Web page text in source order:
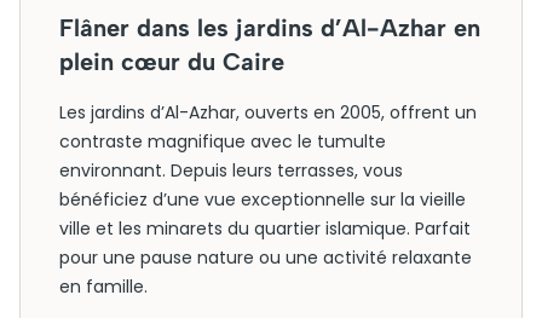
Flâner dans les jardins d’Al-Azhar en
plein cœur du Caire
Les jardins d’Al-Azhar, ouverts en 2005, offrent un
contraste magnifique avec le tumulte
environnant. Depuis leurs terrasses, vous
bénéficiez d’une vue exceptionnelle sur la vieille
ville et les minarets du quartier islamique. Parfait
pour une pause nature ou une activité relaxante
en famille.